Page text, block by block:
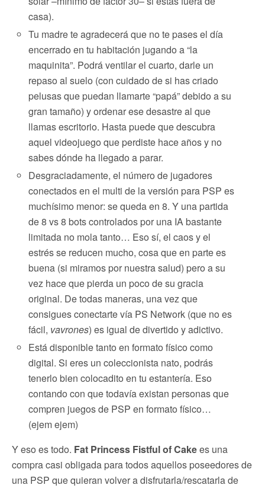
casa).
Tu madre te agradecerá que no te pases el día
encerrado en tu habitación jugando a “la
maquinita”. Podrá ventilar el cuarto, darle un
repaso al suelo (con cuidado de si has criado
pelusas que puedan llamarte “papá” debido a su
gran tamaño) y ordenar ese desastre al que
llamas escritorio. Hasta puede que descubra
aquel videojuego que perdiste hace años y no
sabes dónde ha llegado a parar.
Desgraciadamente, el número de jugadores
conectados en el multi de la versión para PSP es
muchísimo menor: se queda en 8. Y una partida
de 8 vs 8 bots controlados por una IA bastante
limitada no mola tanto… Eso sí, el caos y el
estrés se reducen mucho, cosa que en parte es
buena (si miramos por nuestra salud) pero a su
vez hace que pierda un poco de su gracia
original. De todas maneras, una vez que
consigues conectarte vía PS Network (que no es
fácil, vavrones) es igual de divertido y adictivo.
Está disponible tanto en formato físico como
digital. Si eres un coleccionista nato, podrás
tenerlo bien colocadito en tu estantería. Eso
contando con que todavía existan personas que
compren juegos de PSP en formato físico…
(ejem ejem)
Y eso es todo. Fat Princess Fistful of Cakees una
compra casi obligada para todos aquellos poseedores de
una PSP que quieran volver a disfrutarla/rescatarla de